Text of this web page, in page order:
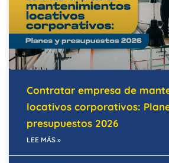
Contratar empresa de
locativos corporativos:
presupuestos 2026
LEE MÁS »